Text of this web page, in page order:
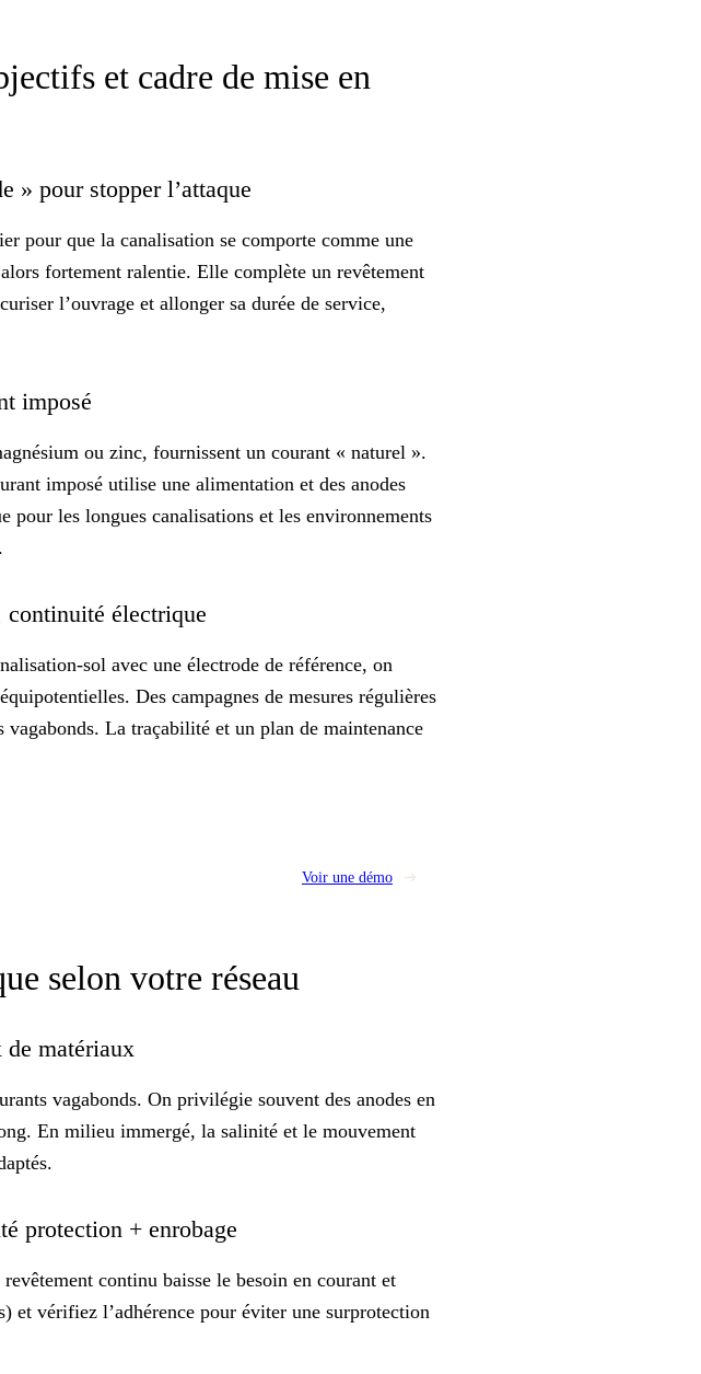
et cadre de mise en
» pour stopper l’attaque
pour que la canalisation se comporte comme une
fortement ralentie. Elle complète un revêtement
l’ouvrage et allonger sa durée de service,
imposé
ou zinc, fournissent un courant « naturel ».
imposé utilise une alimentation et des anodes
pour les longues canalisations et les environnements
continuité électrique
sol avec une électrode de référence, on
Des campagnes de mesures régulières
La traçabilité et un plan de maintenance
Voir une démo
selon votre réseau
de matériaux
vagabonds. On privilégie souvent des anodes en
En milieu immergé, la salinité et le mouvement
protection + enrobage
revêtement continu baisse le besoin en courant et
et vérifiez l’adhérence pour éviter une surprotection